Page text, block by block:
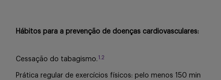
Hábitos para a prevenção de doenças cardiovasculares:
Cessação do tabagismo.1.2
Prática regular de exercícios físicos: pelo menos 150 min